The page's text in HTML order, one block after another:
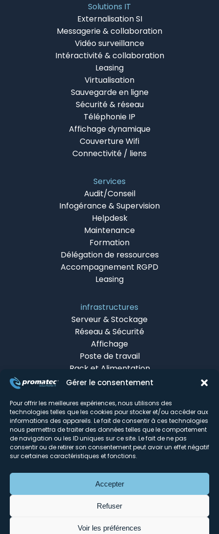
Gérer le consentement
Pour offrir les meilleures expériences, nous utilisons des
technologies telles que les cookies pour stocker et/ou accéder aux
informations des appareils. Le fait de consentir à ces technologies
nous permettra de traiter des données telles que le comportement
de navigation ou les ID uniques sur ce site. Le fait de ne pas
consentir ou de retirer son consentement peut avoir un effet négatif
sur certaines caractéristiques et fonctions.
Accepter
Refuser
Voir les préférences
Solutions IT
Externalisation SI
Messagerie & collaboration
Vidéo surveillance
Intéractivité & collaboration
Leasing
Virtualisation
Sauvegarde en ligne
Sécurité & réseau
Téléphonie IP
Affichage dynamique
Couverture Wifi
Connectivité / liens
Services
Audit/Conseil
Infogérance & Supervision
Helpdesk
Maintenance
Formation
Délégation de ressources
Accompagnement RGPD
Leasing
infrastructures
Serveur & Stockage
Réseau & Sécurité
Affichage
Poste de travail
Rack et Alimentation
Hébergement Dédié
Hébergement Web Mutualisé
Sauvegarde en ligne
Hébergement Virtualisé (VPS)
Hébergement Housing
Certificats SSL
Monitoring & infogérance
Tour d'horizon du DC